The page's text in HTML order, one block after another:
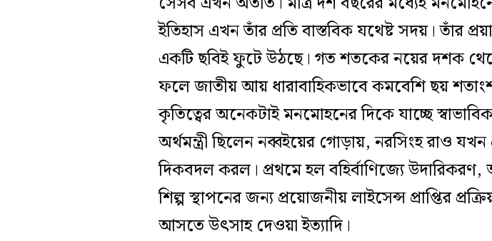
ইতিহাসএখন তাঁর প্রতিবাস্তবিকযথেষ্ট সদয়। তাঁর
একটি ছবিই ফুটে উঠছে। গত শতকের নয়ের দশক
ফলে জাতীয় আয় ধারাবাহিকভাবে কমবেশি ছয়
কৃতিত্বের অনেকটাই মনমোহনের দিকে যাচ্ছে
অর্থমন্ত্রী ছিলেন নব্বইয়ের গোড়ায়, নরসিংহ রাও যখন
দিকবদল করল। প্রথমে হল বহির্বাণিজ্যে
শিল্প স্থাপনের জন্য প্রয়োজনীয় লাইসেন্স প্রাপ্তির
আসতে উৎসাহ দেওয়া ইত্যাদি।